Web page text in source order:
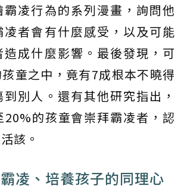
凌行為的系列漫畫，詢問他
者會有什麼感受，以及可能
成什麼影響。最後發現，可
童之中，竟有7成根本不曉得
別人。還有其他研究指出，
的孩童會崇拜霸凌者，認
該。
凌、培養孩子的同理心